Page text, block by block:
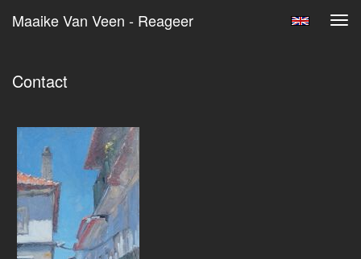
Maaike Van Veen - Reageer
Contact